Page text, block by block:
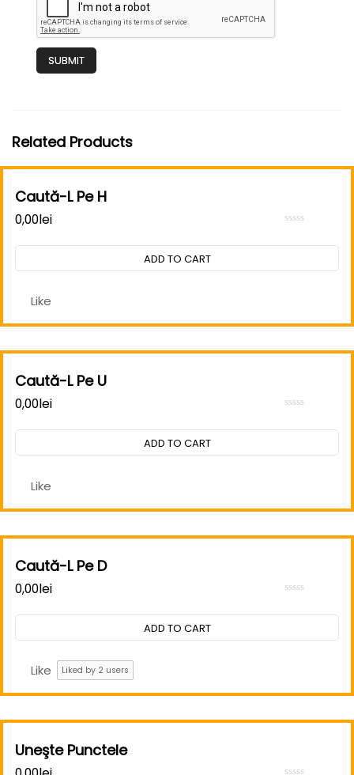
Related Products
Caută-L Pe H
5
0,00lei
ADD TO CART
Like
Caută-L Pe U
5
0,00lei
ADD TO CART
Like
Caută-L Pe D
5
0,00lei
ADD TO CART
Like Liked by 2 users
Uneşte Punctele